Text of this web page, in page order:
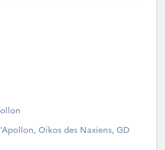
Oikos des Naxiens, GD